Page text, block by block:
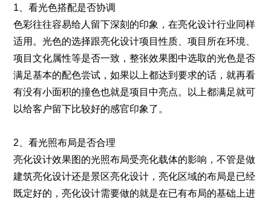
1、看光色搭配是否协调
色彩往往容易给人留下深刻的印象，在亮化设计行业同样
适用。光色的选择跟亮化设计项目性质、项目所在环境、
项目文化属性等是否一致，整张效果图中选取的光色是否
满足基本的配色尝试，如果以上都达到要求的话，就再看
有没有小面积的撞色也就是项目中亮点。以上都满足就可
以给客户留下比较好的感官印象了。
2、看光照布局是否合理
亮化设计效果图的光照布局受亮化载体的影响，不管是做
建筑亮化设计还是景区亮化设计，亮化区域的布局是已经
既定好的，亮化设计需要做的就是在已有布局的基础上进